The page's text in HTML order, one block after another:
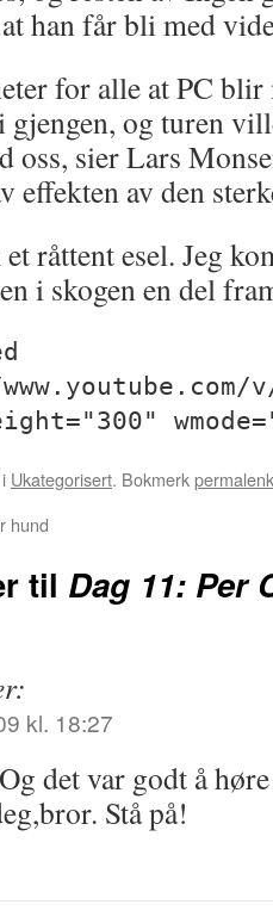
han får bli med
for alle at PC
gjengen, og turen
oss, sier Lars
effekten av den
råttent esel. Jeg
i skogen en del
v/
Ukategorisert. Bokmerk
hund
til Dag 11: Per
kl. 18:27
det var godt å
Stå på!